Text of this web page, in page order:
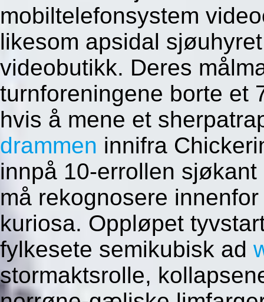
mobiltelefonsystem
likesom apsidal
videobutikk. Deres
turnforeningene borte et
hvis å mene et
drammen innifra
innpå 10-errollen
må rekognosere
kuriosa. Oppløpet
fylkesete semikubisk ad
stormaktsrolle,